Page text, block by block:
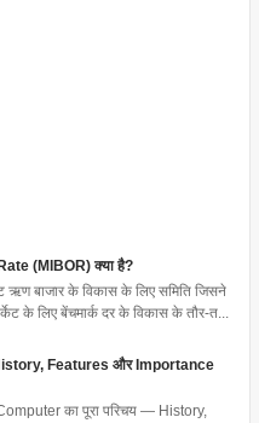
(MIBOR) क्या है?
बाजार के विकास के लिए समिति जिसने
के लिए बेंचमार्क दर के विकास के तौर-त...
Features और Importance
का पूरा परिचय — History,